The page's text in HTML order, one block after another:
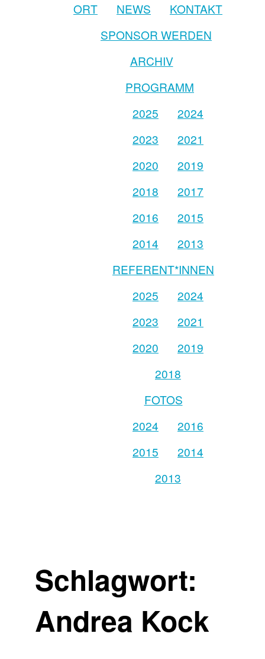
ORT
NEWS
KONTAKT
SPONSOR WERDEN
ARCHIV
PROGRAMM
2025
2024
2023
2021
2020
2019
2018
2017
2016
2015
2014
2013
REFERENT*INNEN
2025
2024
2023
2021
2020
2019
2018
FOTOS
2024
2016
2015
2014
2013
Schlagwort:
Andrea Kock